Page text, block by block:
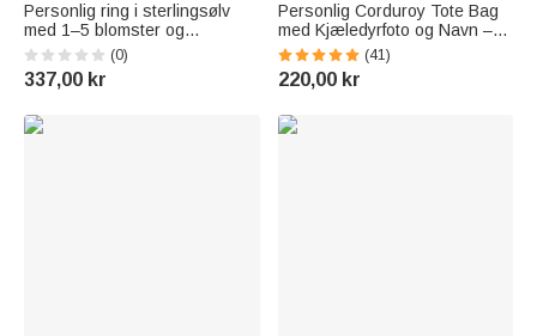
Personlig ring i sterlingsølv
med 1–5 blomster og
fødselssteiner – kan
kombineres med andre ringer
– delikat smykke – bursdags-
bestemor
(0)
337,00 kr
Personlig Corduroy Tote Bag
med Kjæledyrfoto og Navn –
Stor Kapasitet Fødselsblomst
Gave til Kjæledyrelskere
(41)
220,00 kr